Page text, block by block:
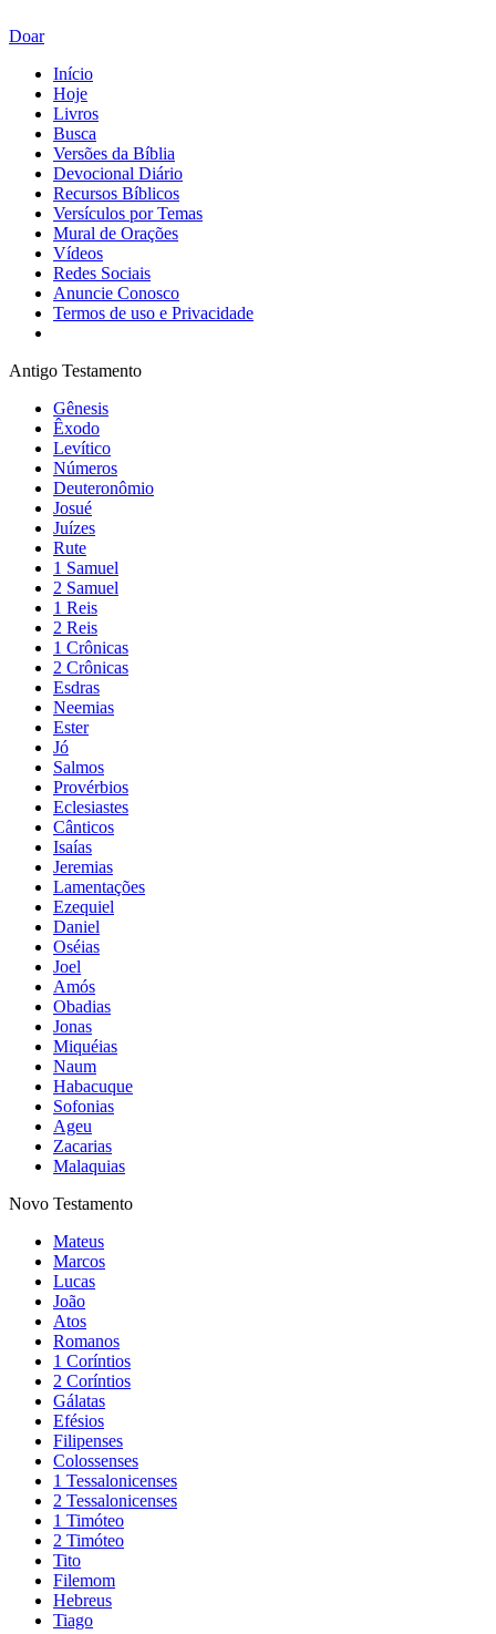
Doar
Início
Hoje
Livros
Busca
Versões da Bíblia
Devocional Diário
Recursos Bíblicos
Versículos por Temas
Mural de Orações
Vídeos
Redes Sociais
Anuncie Conosco
Termos de uso e Privacidade
Antigo Testamento
Gênesis
Êxodo
Levítico
Números
Deuteronômio
Josué
Juízes
Rute
1 Samuel
2 Samuel
1 Reis
2 Reis
1 Crônicas
2 Crônicas
Esdras
Neemias
Ester
Jó
Salmos
Provérbios
Eclesiastes
Cânticos
Isaías
Jeremias
Lamentações
Ezequiel
Daniel
Oséias
Joel
Amós
Obadias
Jonas
Miquéias
Naum
Habacuque
Sofonias
Ageu
Zacarias
Malaquias
Novo Testamento
Mateus
Marcos
Lucas
João
Atos
Romanos
1 Coríntios
2 Coríntios
Gálatas
Efésios
Filipenses
Colossenses
1 Tessalonicenses
2 Tessalonicenses
1 Timóteo
2 Timóteo
Tito
Filemom
Hebreus
Tiago